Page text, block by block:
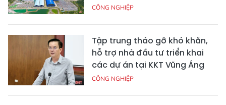
CÔNG NGHIỆP
Tập trung tháo gỡ khó khăn,
hỗ trợ nhà đầu tư triển khai
các dự án tại KKT Vũng Áng
CÔNG NGHIỆP